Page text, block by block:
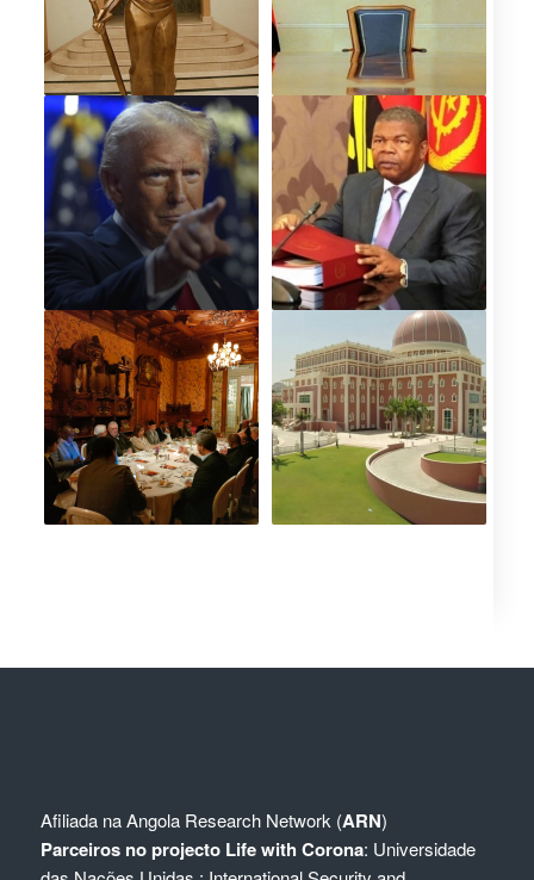
Afiliada naAngola Research Network (ARN)
Parceiros no projecto Life with Corona: Universidade